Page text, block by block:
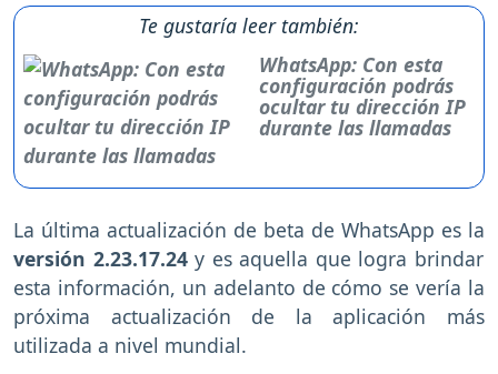
Te gustaría leer también:
WhatsApp: Con esta
configuración podrás
ocultar tu dirección IP
durante las llamadas
La última actualización de beta de WhatsApp es la
versión 2.23.17.24y es aquella que logra brindar
esta información, un adelanto de cómo se vería la
próxima actualización de la aplicación más
utilizada a nivel mundial.